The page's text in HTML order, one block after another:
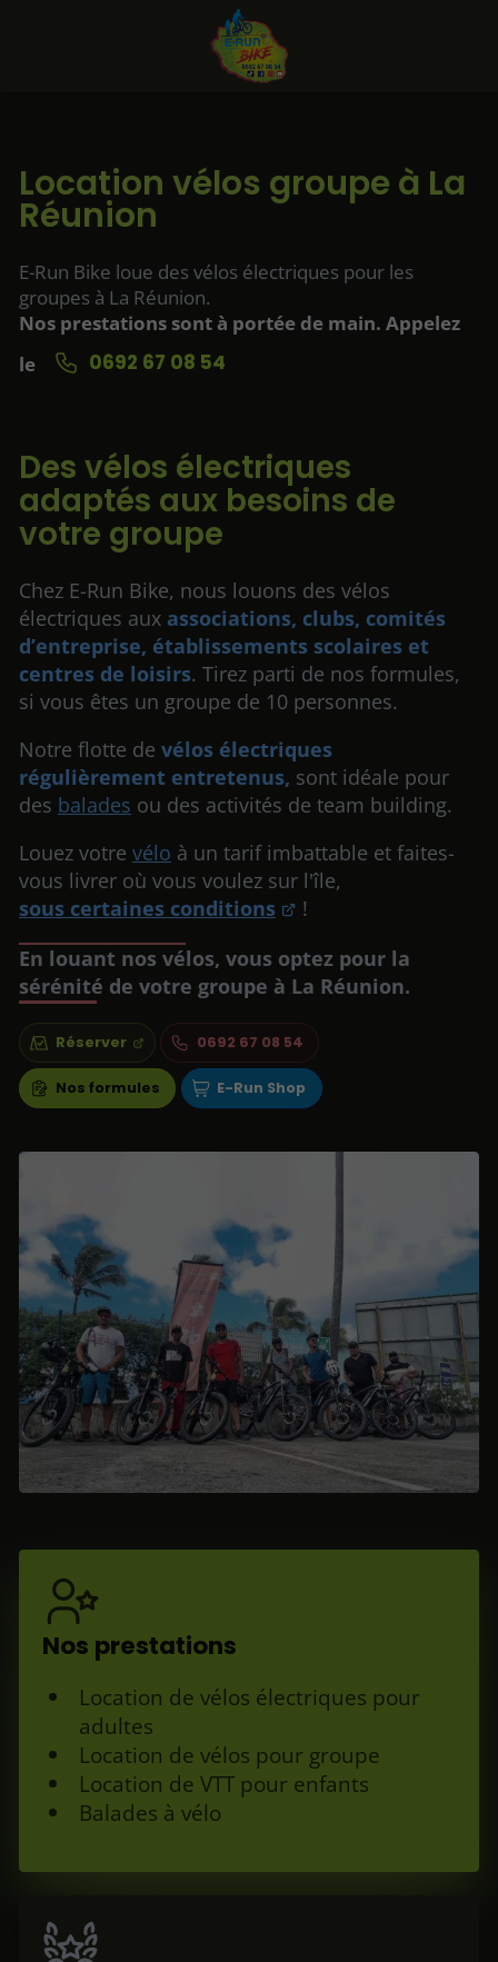
Location vélos groupe à La
Réunion
E-Run Bike loue des vélos électriques pour les
groupes à La Réunion.
Nos prestations sont à portée de main. Appelez
le
0692 67 08 54
Des vélos électriques
adaptés aux besoins de
votre groupe
Chez E-Run Bike, nous louons des vélos
électriques aux associations, clubs, comités
d’entreprise, établissements scolaires et
centres de loisirs. Tirez parti de nos formules,
si vous êtes un groupe de 10 personnes.
Notre flotte de vélos électriques
régulièrement entretenus, sont idéale pour
des balades ou des activités de team building.
Louez votre vélo à un tarif imbattable et faites-
vous livrer où vous voulez sur l'île,
sous certaines conditions
!
En louant nos vélos, vous optez pour la
sérénité de votre groupe à La Réunion.
Réserver 0692 67 08 54
Nos formules E-Run Shop
Nos prestations
Location de vélos électriques pour
adultes
Location de vélos pour groupe
Location de VTT pour enfants
Balades à vélo